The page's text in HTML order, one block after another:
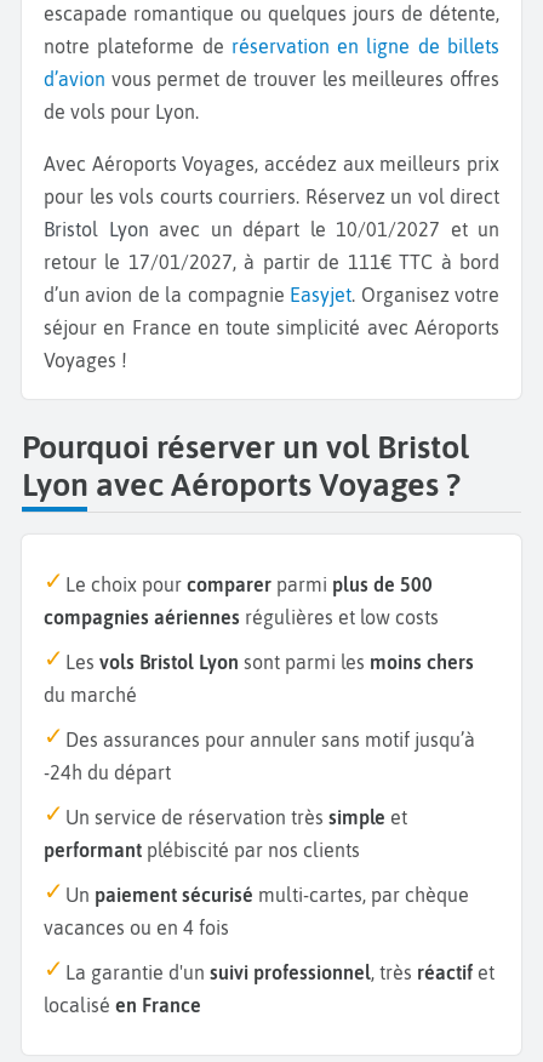
escapade romantique ou quelques jours de détente,
notre plateforme de réservation en ligne de billets
d’avion vous permet de trouver les meilleures offres
de vols pour Lyon.
Avec Aéroports Voyages, accédez aux meilleurs prix
pour les vols courts courriers. Réservez un vol direct
Bristol Lyon avec un départ le 10/01/2027 et un
retour le 17/01/2027, à partir de 111€ TTC à bord
d’un avion de la compagnie Easyjet. Organisez votre
séjour en France en toute simplicité avec Aéroports
Voyages !
Pourquoi réserver un vol Bristol
Lyon avec Aéroports Voyages ?
Le choix pour comparer parmi plus de 500
compagnies aériennes régulières et low costs
Les vols Bristol Lyon sont parmi les moins chers
du marché
Des assurances pour annuler sans motif jusqu’à
-24h du départ
Un service de réservation très simple et
performant plébiscité par nos clients
Un paiement sécurisé multi-cartes, par chèque
vacances ou en 4 fois
La garantie d'un suivi professionnel, très réactif et
localisé en France